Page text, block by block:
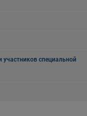
специальной